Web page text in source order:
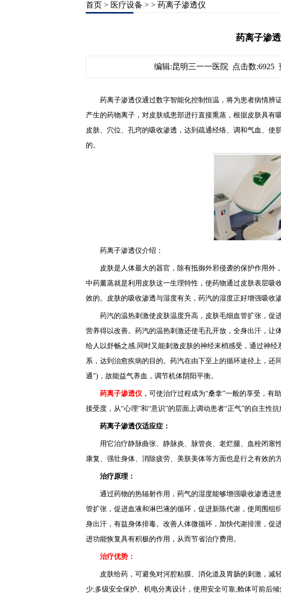
首页 > 医疗设备 > > 药离子渗透仪
药离子渗
编辑:昆明三一一医院 点击数:6925
药离子渗透仪通过数字智能化控制恒温，将为患者病情辨
产生的药物离子，对皮肤或患部进行直接熏蒸，根据皮肤具有
皮肤、穴位、孔窍的吸收渗透，达到疏通经络、调和气血、使
的。
药离子渗透仪介绍：
皮肤是人体最大的器官，除有抵御外邪侵袭的保护作用外，
中药薰蒸就是利用皮肤这一生理特性，使药物通过皮肤表层吸
效的。皮肤的吸收渗透与湿度有关，药汽的湿度正好增强吸收
药汽的温热刺激使皮肤温度升高，皮肤毛细血管扩张，促
营养得以改善。药汽的温热刺激还使毛孔开放，全身出汗，让
给人以舒畅之感;同时又能刺激皮肤的神经末梢感受，通过神
系，达到治愈疾病的目的。药汽在由下至上的循环途径上，还
通”)，故能益气养血，调节机体阴阳平衡。
药离子渗透仪， 可使治疗过程成为“桑拿”一般的享受，有
接受度，从“心理”和“意识”的层面上调动患者“正气”的自主性抗
药离子渗透仪适应症：
用它治疗静脉曲张、静脉炎、脉管炎、老烂腿、血栓闭塞
康复、强壮身体、消除疲劳、美肤美体等方面也是行之有效的方
治疗原理：
通过药物的热辐射作用，药气的湿度能够增强吸收渗透进
管扩张，促进血液和淋巴液的循环，促进新陈代谢，使周围组
身出汗，有益身体排毒。改善人体微循环，加快代谢排泄，促
进功能恢复具有积极的作用，从而节省治疗费用。
治疗优势：
皮肤给药，可避免对河腔粘膜、消化道及胃肠的刺激，减
少;多级安全保护、机电分离设计，使用安全可靠;舱体可前后